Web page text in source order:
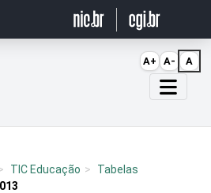
TIC Educação
Tabelas
A+ A- A